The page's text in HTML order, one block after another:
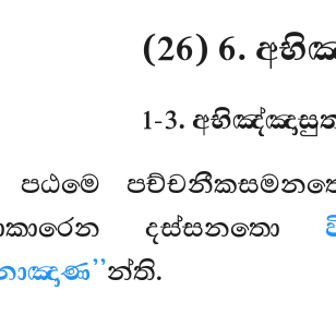
(26) 6.
1-3.
පඨමෙ
දස්සනතො
න්ති.